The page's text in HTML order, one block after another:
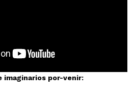
imaginarios por-venir: